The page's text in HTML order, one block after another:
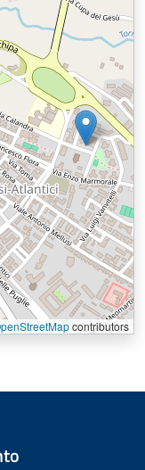
contributors